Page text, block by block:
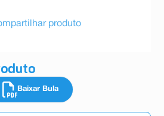
Baixar Bula
produto